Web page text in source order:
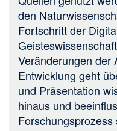
den
Fortschritt der
Veränderungen der
Entwicklung geht
und Präsentation
hinaus und